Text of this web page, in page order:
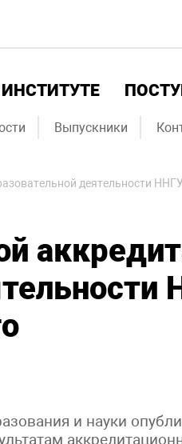
Выпускники
деятельности
и науки